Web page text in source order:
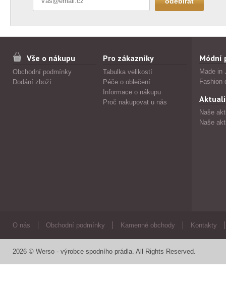
Vše o nákupu
Obchodní podmínky
Dodání zboží
Pro zákazníky
Tabulka velikostí
Péče o oblečení
Informace o nákupu
Proč nakupovat u nás
Módní
Made in
Fashion
Naše
Naše
O nás Obchodní podmínky Kamenné obchody Kontakty
2026 © Werso - výrobce spodního prádla. All Rights Reserved.